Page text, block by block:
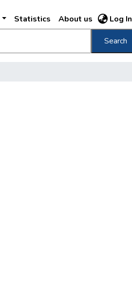
Statistics About us Log In
Search